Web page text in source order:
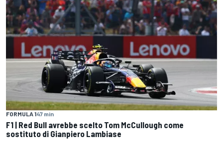
FORMULA 147 min
F1 | Red Bull avrebbe scelto Tom McCullough come
sostituto di Gianpiero Lambiase